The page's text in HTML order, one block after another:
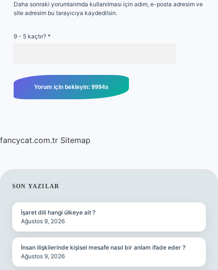
Daha sonraki yorumlarımda kullanılması için adım, e-posta adresim ve
site adresim bu tarayıcıya kaydedilsin.
9 - 5 kaçtır? *
fancycat.com.tr Sitemap
SIDEBAR
SON YAZILAR
İşaret dili hangi ülkeye ait ?
Ağustos 9, 2026
İnsan ilişkilerinde kişisel mesafe nasıl bir anlam ifade eder ?
Ağustos 9, 2026